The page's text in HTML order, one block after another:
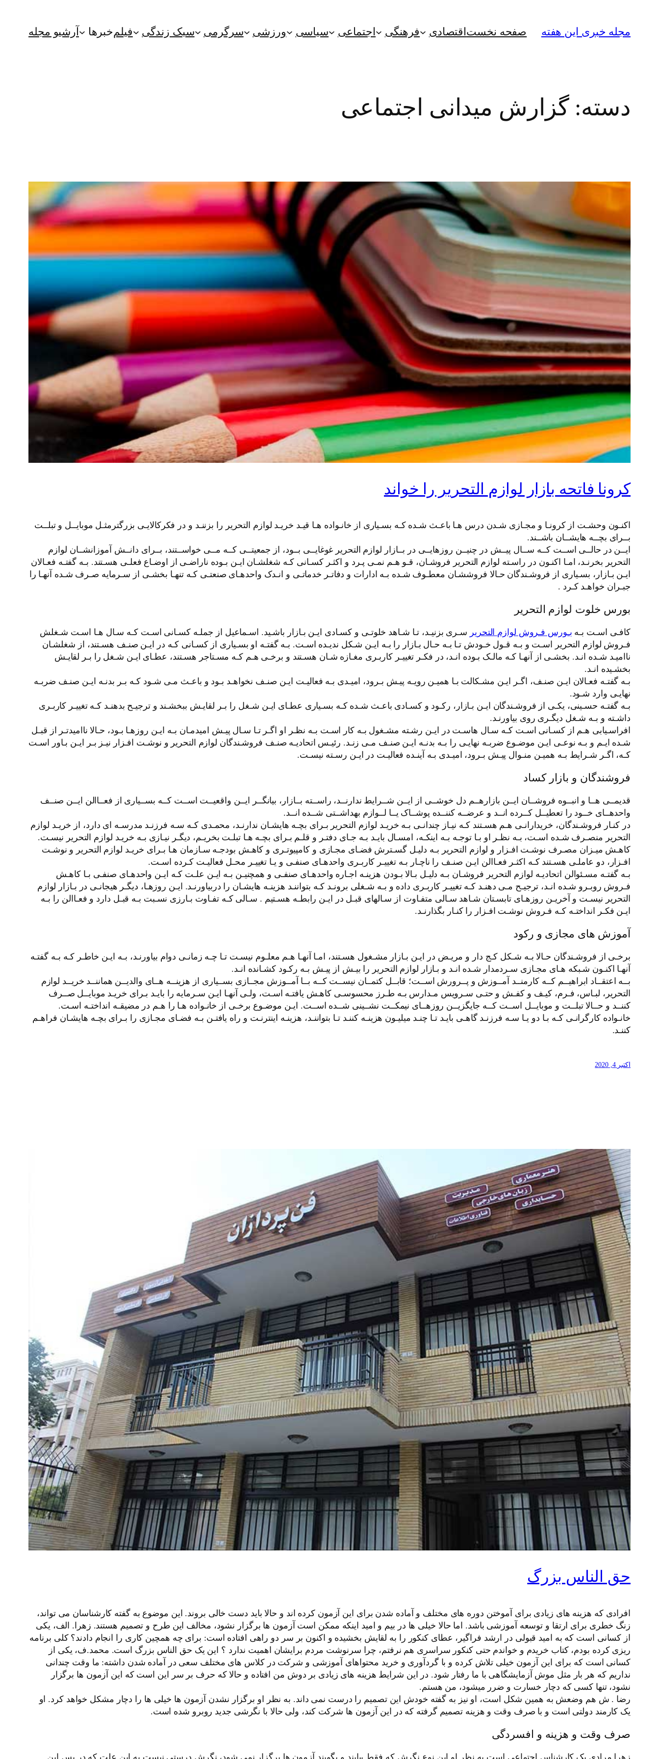
مجله خبری این هفته صفحه نخستاقتصادی فرهنگی اجتماعی سیاسی ورزشی سرگرمی سبک زندگی فیلمخبرها آرشیو مجله
دسته:گزارش میدانی اجتماعی
کرونا فاتحه بازار لوازم التحرير را خواند
اکنـون وحشـت از کرونـا و مجـازی شـدن درس هـا باعـث شـده کـه بسـیاری از خانـواده هـا قیـد خریـد لوازم التحرير را بزننـد و در فکرکالایـی بزرگترمثـل موبایــل و تبلــت
بــرای بچــه هایشــان باشــند.
ایــن در حالــی اســت کــه ســال پیــش در چنیــن روزهایــی در بــازار لوازم التحرير غوغایــی بــود، از جمعیتــی کــه مــی خواســتند، بــرای دانــش آموزانشــان لوازم
التحرير بخرنـد، امـا اکنـون در راسـته لوازم التحرير فروشـان، قـو هـم نمـی پـرد و اکثـر کسـانی کـه شغلشـان ایـن بـوده ناراضـی از اوضـاع فعلـی هسـتند. بـه گفتـه فعـالان
ایـن بـازار، بسـیاری از فروشـندگان حـالا فروششـان معطـوف شـده بـه ادارات و دفاتـر خدماتـی و انـدک واحدهـای صنعتـی کـه تنهـا بخشـی از سـرمایه صـرف شـده آنهـا را
جبـران خواهـد کـرد .
بورس خلوت لوازم التحرير
کافـی اسـت بـه بـورس فـروش لوازم التحرير سـری بزنیـد، تـا شـاهد خلوتـی و کسـادی ایـن بـازار باشـید. اسـماعیل از جملـه کسـانی اسـت کـه سـال هـا اسـت شـغلش
فـروش لوازم التحرير اسـت و بـه قـول خـودش تـا بـه حـال بـازار را بـه ایـن شـکل ندیـده اسـت. بـه گفتـه او بسـیاری از کسـانی کـه در ایـن صنـف هسـتند، از شغلشـان
ناامیـد شـده انـد. بخشـی از آنهـا کـه مالـک بـوده انـد، در فکـر تغییـر کاربـری مغـازه شـان هسـتند و برخـی هـم کـه مسـتاجر هسـتند، عطـای ایـن شـغل را بـر لقایـش
بخشـیده انـد.
بـه گفتـه فعـالان ایـن صنـف، اگـر ایـن مشـکالت بـا همیـن رویـه پیـش بـرود، امیـدی بـه فعالیـت ایـن صنـف نخواهـد بـود و باعـث مـی شـود کـه بـر بدنـه ایـن صنـف ضربـه
نهایـی وارد شـود.
بـه گفتـه حسـینی، یکـی از فروشـندگان ایـن بـازار، رکـود و کسـادی باعـث شـده کـه بسـیاری عطـای ایـن شـغل را بـر لقایـش ببخشـند و ترجیـح بدهنـد کـه تغییـر کاربـری
داشـته و بـه شـغل دیگـری روی بیاورنـد.
افراسـیابی هـم از کسـانی اسـت کـه سـال هاسـت در ایـن رشـته مشـغول بـه کار اسـت بـه نظـر او اگـر تـا سـال پیـش امیدمـان بـه ایـن روزهـا بـود، حـالا ناامیدتـر از قبـل
شـده ایـم و بـه نوعـی ایـن موضـوع ضربـه نهایـی را بـه بدنـه ایـن صنـف مـی زنـد. رئیـس اتحادیـه صنـف فروشـندگان لوازم التحرير و نوشـت افـزار نیـز بـر ایـن بـاور اسـت
کـه، اگـر شـرایط بـه همیـن منـوال پیـش بـرود، امیـدی بـه آینـده فعالیـت در ایـن رسـته نیسـت.
فروشندگان و بازار کساد
قدیمــی هــا و انبــوه فروشــان ایــن بازارهــم دل خوشــی از ایــن شــرایط ندارنــد، راســته بــازار، بیانگــر ایــن واقعیــت اســت کــه بســیاری از فعــاالن ایــن صنــف
واحدهــای خــود را تعطیــل کــرده انــد و عرضــه کننــده پوشــاک یــا لــوازم بهداشــتی شــده انــد.
در کنـار فروشـندگان، خریدارانـی هـم هسـتند کـه نیـاز چندانـی بـه خریـد لوازم التحرير بـرای بچـه هایشـان ندارنـد، محمـدی کـه سـه فرزنـد مدرسـه ای دارد، از خریـد لوازم
التحرير منصـرف شـده اسـت، بـه نظـر او بـا توجـه بـه اینکـه، امسـال بایـد بـه جـای دفتـر و قلـم بـرای بچـه هـا تبلـت بخریـم، دیگـر نیـازی بـه خریـد لوازم التحرير نیسـت.
کاهـش میـزان مصـرف نوشـت افـزار و لوازم التحرير بـه دلیـل گسـترش فضـای مجـازی و کامپیوتـری و کاهـش بودجـه سـازمان هـا بـرای خریـد لوازم التحرير و نوشـت
افـزار، دو عاملـی هسـتند کـه اکثـر فعـاالن ایـن صنـف را ناچـار بـه تغییـر کاربـری واحدهـای صنفـی و یـا تغییـر محـل فعالیـت کـرده اسـت.
بـه گفتـه مسـئوالن اتحادیـه لوازم التحرير فروشـان بـه دلیـل بـالا بـودن هزینـه اجـاره واحدهـای صنفـی و همچنیـن بـه ایـن علـت کـه ایـن واحدهـای صنفـی بـا کاهـش
فـروش روبـرو شـده انـد، ترجیـح مـی دهنـد کـه تغییـر کاربـری داده و بـه شـغلی برونـد کـه بتواننـد هزینـه هایشـان را دربیاورنـد. ایـن روزهـا، دیگـر هیجانـی در بـازار لوازم
التحرير نیسـت و آخریـن روزهـای تابسـتان شـاهد سـالی متفـاوت از سـالهای قبـل در ایـن رابطـه هسـتیم . سـالی کـه تفـاوت بـارزی نسـبت بـه قبـل دارد و فعـاالن را بـه
ایـن فکـر انداختـه کـه فـروش نوشـت افـزار را کنـار بگذارنـد.
آموزش های مجازی و رکود
برخـی از فروشـندگان حـالا بـه شـکل کـج دار و مریـض در ایـن بـازار مشـغول هسـتند، امـا آنهـا هـم معلـوم نیسـت تـا چـه زمانـی دوام بیاورنـد، بـه ایـن خاطـر کـه بـه گفتـه
آنهـا اکنـون شـبکه هـای مجـازی سـردمدار شـده انـد و بـازار لوازم التحرير را بیـش از پیـش بـه رکـود کشـانده انـد.
بــه اعتقــاد ابراهیــم کــه کارمنــد آمــوزش و پــرورش اســت؛ قابــل کتمــان نیســت کــه بــا آمــوزش مجــازی بســیاری از هزینــه هــای والدیــن هماننــد خریــد لوازم
التحرير، لبـاس، فـرم، کیـف و کفـش و حتـی سـرویس مـدارس بـه طـرز محسوسـی کاهـش یافتـه اسـت، ولـی آنهـا ایـن سـرمایه را بایـد بـرای خریـد موبایــل صــرف
کننــد و حــالا تبلــت و موبایــل اســت کــه جایگزیــن روزهــای نیمکــت نشــینی شــده اســت. ایـن موضـوع برخـی از خانـواده هـا را هـم در مضیقـه انداختـه اسـت.
خانـواده کارگرانـی کـه بـا دو یـا سـه فرزنـد گاهـی بایـد تـا چنـد میلیـون هزینـه کننـد تـا بتواننـد، هزینـه اینترنـت و راه یافتـن بـه فضـای مجـازی را بـرای بچـه هایشـان فراهـم
کننـد.
اکتبر 4, 2020
حق الناس بزرگ
افرادی که هزینه های زیادی برای آموختن دوره های مختلف و آماده شدن برای این آزمون کرده اند و حالا باید دست خالی بروند. این موضوع به گفته کارشناسان می تواند،
زنگ خطری برای ارتقا و توسعه آموزشی باشد. اما حالا خیلی ها در بیم و امید اینکه ممکن است آزمون ها برگزار نشود، مخالف این طرح و تصمیم هستند. زهرا. الف، یکی
از کسانی است که به امید قبولی در ارشد فراگیر، عطای کنکور را به لقایش بخشیده و اکنون بر سر دو راهی افتاده است: برای چه همچین کاری را انجام دادند؟ کلی برنامه
ریزی کرده بودم، کتاب خریدم و خواندم حتی کنکور سراسری هم نرفتم، چرا سرنوشت مردم برایشان اهمیت ندارد ؟ این یک حق الناس بزرگ است. محمد.ف، یکی از
کسانی است که برای این آزمون خیلی تلاش کرده و با گردآوری و خرید محتواهای آموزشی و شرکت در کلاس های مختلف سعی در آماده شدن داشته: ما وقت چندانی
نداریم که هر بار مثل موش آزمایشگاهی با ما رفتار شود. در این شرایط هزینه های زیادی بر دوش من افتاده و حالا که حرف بر سر این است که این آزمون ها برگزار
نشود، تنها کسی که دچار خسارت و ضرر میشود، من هستم.
رضا . ش هم وضعش به همین شکل است، او نیز به گفته خودش این تصمیم را درست نمی داند. به نظر او برگزار نشدن آزمون ها خیلی ها را دچار مشکل خواهد کرد. او
یک کارمند دولتی است و با صرف وقت و هزینه تصمیم گرفته که در این آزمون ها شرکت کند، ولی حالا با نگرشی جدید روبرو شده است.
صرف وقت و هزینه و افسردگی
زهرا مرادی یک کارشناس اجتماعی است به نظر او این نوع نگرش که فقط بیایند و بگویند آزمون ها برگزار نمی شود، نگرش درستی نیست به این علت که در پس این